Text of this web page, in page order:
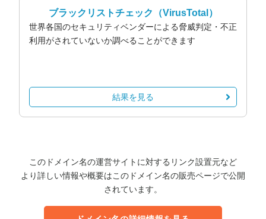
ブラックリストチェック （VirusTotal）
世界各国のセキュリティベンダーによる脅威判定・不正
利用がされていないか調べることができます
結果を見る
このドメイン名の運営サイトに対するリンク設置元など
より詳しい情報や概要はこのドメイン名の販売ページで公開
されています。